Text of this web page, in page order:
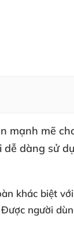
mẽ
dàng sử
khác biệt
người